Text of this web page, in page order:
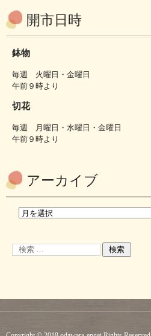
開市日時
鉢物
毎週 火曜日・金曜日
午前９時より
切花
毎週 月曜日・水曜日・金曜日
午前９時より
アーカイブ